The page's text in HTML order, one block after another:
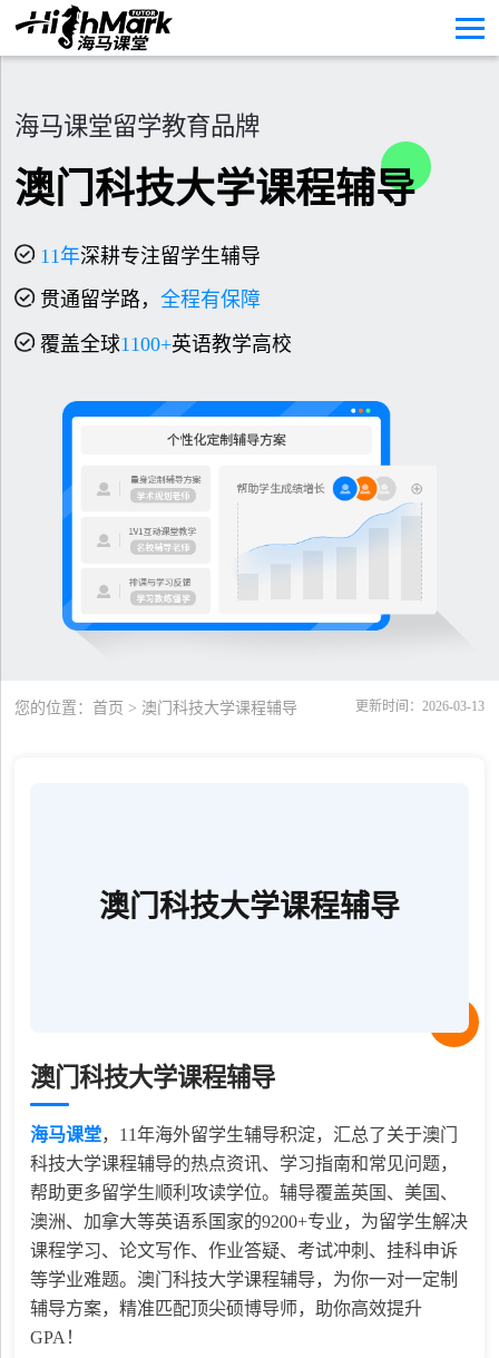
海马课堂留学教育品牌
澳门科技大学课程辅导
11年深耕专注留学生辅导
贯通留学路， 全程有保障
覆盖全球1100+英语教学高校
您的位置：首页 > 澳门科技大学课程辅导 更新时间：2026-03-13
澳门科技大学课程辅导
澳门科技大学课程辅导
海马课堂， 11年海外留学生辅导积淀，汇总了关于澳门
科技大学课程辅导的热点资讯、学习指南和常见问题，
帮助更多留学生顺利攻读学位。辅导覆盖英国、美国、
澳洲、加拿大等英语系国家的9200+专业，为留学生解决
课程学习、论文写作、作业答疑、考试冲刺、挂科申诉
等学业难题。澳门科技大学课程辅导，为你一对一定制
辅导方案，精准匹配顶尖硕博导师，助你高效提升
GPA！